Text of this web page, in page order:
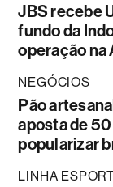
JBS recebe
fundo da
operação na
NEGÓCIOS
Pão
aposta de
popularizar
LINHA